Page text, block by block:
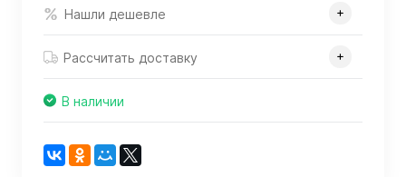
Нашли дешевле
Рассчитать доставку
В наличии